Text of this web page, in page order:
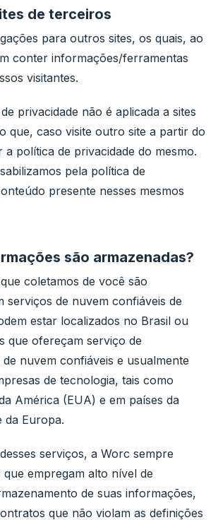
de terceiros
para outros sites, os quais, ao
conter informações/ferramentas
visitantes.
privacidade não é aplicada a sites
que, caso visite outro site a partir do
a política de privacidade do mesmo.
pela política de
presente nesses mesmos
são armazenadas?
coletamos de você são
serviços de nuvem confiáveis de
estar localizados no Brasil ou
que ofereçam serviço de
nuvem confiáveis e usualmente
de tecnologia, tais como
América (EUA) e em países da
da Europa.
serviços, a Worc sempre
que empregam alto nível de
de suas informações,
que não violam as definições